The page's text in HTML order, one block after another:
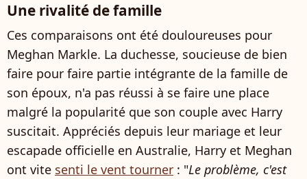
Une rivalité de famille
Ces comparaisons ont été douloureuses pour
Meghan Markle. La duchesse, soucieuse de bien
faire pour faire partie intégrante de la famille de
son époux, n'a pas réussi à se faire une place
malgré la popularité que son couple avec Harry
suscitait. Appréciés depuis leur mariage et leur
escapade officielle en Australie, Harry et Meghan
ont vite senti le vent tourner : "Le problème, c'est